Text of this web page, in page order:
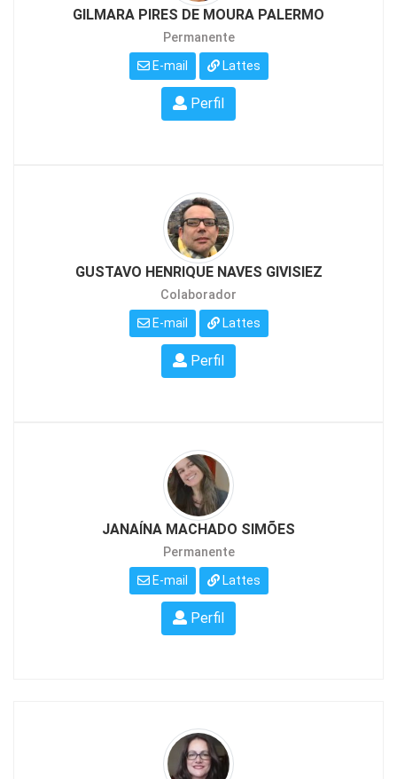
GILMARA PIRES DE MOURA PALERMO
Permanente
E-mail Lattes
Perfil
GUSTAVO HENRIQUE NAVES GIVISIEZ
Colaborador
E-mail Lattes
Perfil
JANAÍNA MACHADO SIMÕES
Permanente
E-mail Lattes
Perfil